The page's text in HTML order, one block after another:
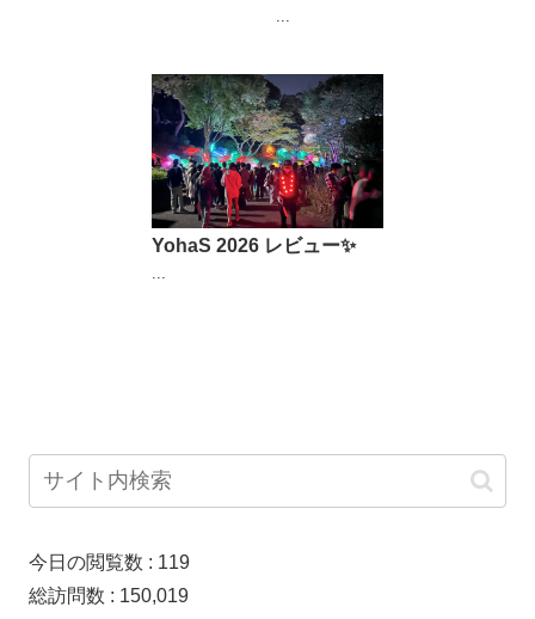
YohaS 2026 レビュー✨
今日の閲覧数 : 119
総訪問数 : 150,019